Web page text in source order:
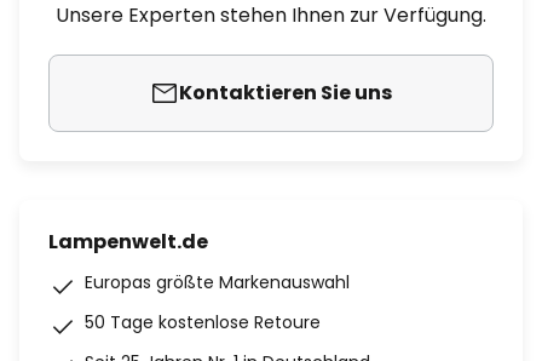
Unsere Experten stehen Ihnen zur Verfügung.
Kontaktieren Sie uns
Lampenwelt.de
Europas größte Markenauswahl
50 Tage kostenlose Retoure